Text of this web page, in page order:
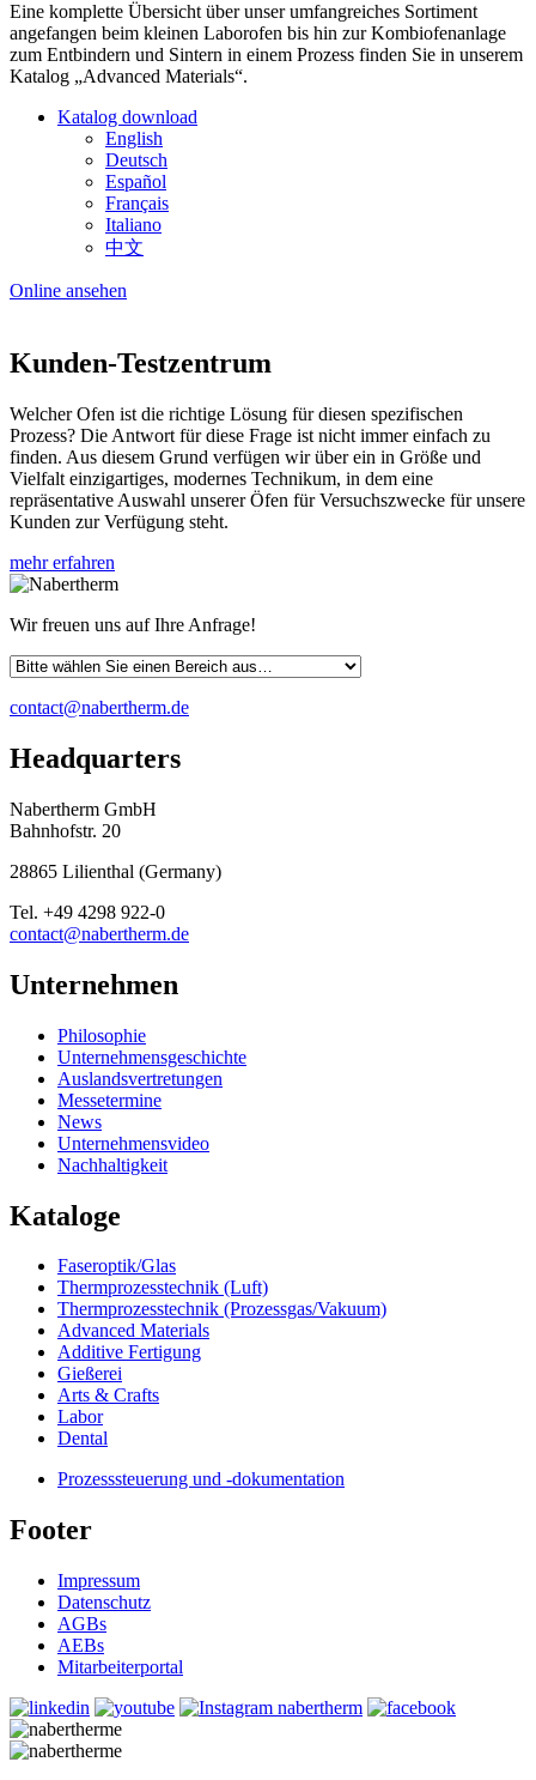
Eine komplette Übersicht über unser umfangreiches Sortiment
angefangen beim kleinen Laborofen bis hin zur Kombiofenanlage
zum Entbindern und Sintern in einem Prozess finden Sie in unserem
Katalog „Advanced Materials“.
Katalog download
English
Deutsch
Español
Français
Italiano
中文
Online ansehen
Kunden-Testzentrum
Welcher Ofen ist die richtige Lösung für diesen spezifischen
Prozess? Die Antwort für diese Frage ist nicht immer einfach zu
finden. Aus diesem Grund verfügen wir über ein in Größe und
Vielfalt einzigartiges, modernes Technikum, in dem eine
repräsentative Auswahl unserer Öfen für Versuchszwecke für unsere
Kunden zur Verfügung steht.
mehr erfahren
Wir freuen uns auf Ihre Anfrage!
contact@nabertherm.de
Headquarters
Nabertherm GmbH
Bahnhofstr. 20
28865 Lilienthal (Germany)
Tel. +49 4298 922-0
contact@nabertherm.de
Unternehmen
Philosophie
Unternehmensgeschichte
Auslandsvertretungen
Messetermine
News
Unternehmensvideo
Nachhaltigkeit
Kataloge
Faseroptik/Glas
Thermprozesstechnik (Luft)
Thermprozesstechnik (Prozessgas/Vakuum)
Advanced Materials
Additive Fertigung
Gießerei
Arts & Crafts
Labor
Dental
Prozesssteuerung und -dokumentation
Footer
Impressum
Datenschutz
AGBs
AEBs
Mitarbeiterportal